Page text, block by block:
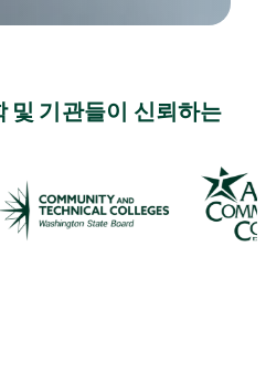
및 기관들이 신뢰하는